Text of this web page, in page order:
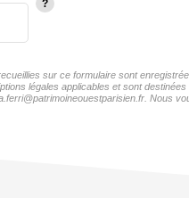
sur ce formulaire sont
légales applicables et sont
Nous